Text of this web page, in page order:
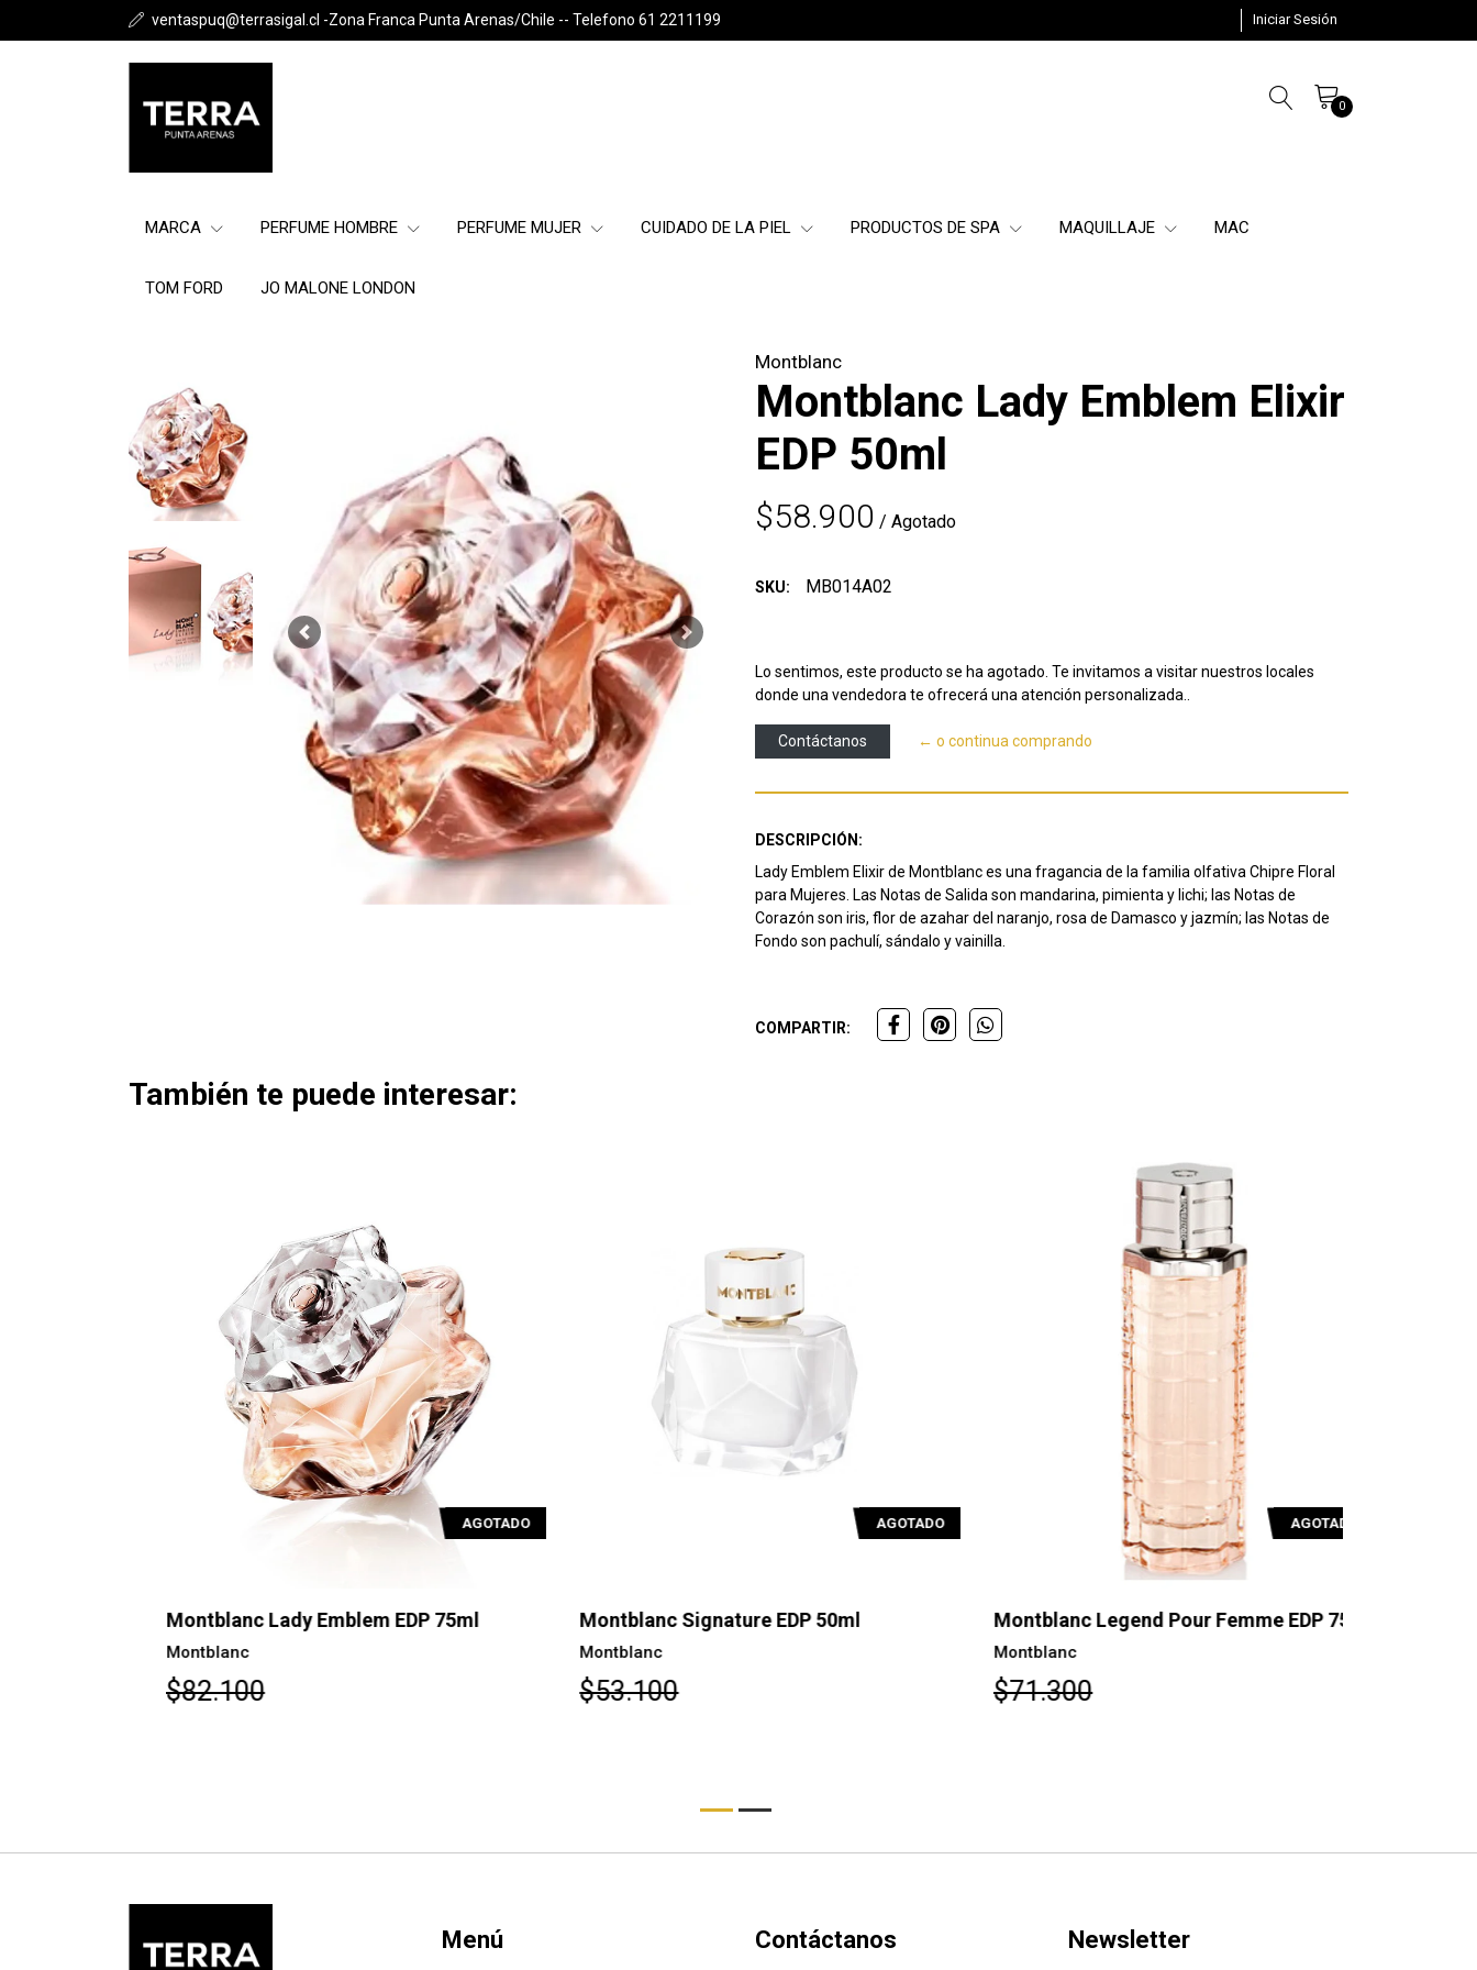
ventaspuq@terrasigal.cl -Zona Franca Punta Arenas/Chile -- Telefono 61 2211199 Iniciar Sesión
0
MARCA PERFUME HOMBRE PERFUME MUJER CUIDADO DE LA PIEL PRODUCTOS DE SPA MAQUILLAJE MAC
TOM FORD JO MALONE LONDON
Previous Next
Montblanc
Montblanc Lady Emblem Elixir
EDP 50ml
$58.900 / Agotado
SKU: MB014A02
Lo sentimos, este producto se ha agotado. Te invitamos a visitar nuestros locales
donde una vendedora te ofrecerá una atención personalizada..
Contáctanos ← o continua comprando
DESCRIPCIÓN:
Lady Emblem Elixir de Montblanc es una fragancia de la familia olfativa Chipre Floral
para Mujeres. Las Notas de Salida son mandarina, pimienta y lichi; las Notas de
Corazón son iris, flor de azahar del naranjo, rosa de Damasco y jazmín; las Notas de
Fondo son pachulí, sándalo y vainilla.
COMPARTIR:
También te puede interesar:
AGOTADO
Montblanc Lady Emblem EDP 75ml
Montblanc
$82.100
AGOTADO
Montblanc Signature EDP 50ml
Montblanc
$53.100
AGOTADO
Montblanc Legend Pour Femme EDP 75ml
Montblanc
$71.300
Menú Contáctanos Newsletter